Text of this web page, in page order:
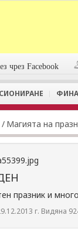
чрез Facebook
/ Магията на
празник и
г. Видяна